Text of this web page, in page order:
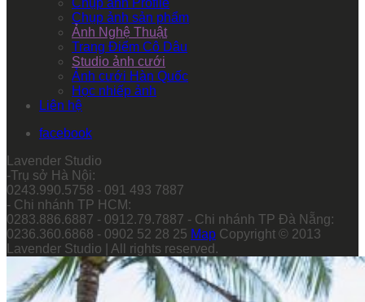
Chụp ảnh sản phẩm
Ảnh Nghệ Thuật
Trang Điểm Cô Dâu
Studio ảnh cưới
Ảnh cưới Hàn Quốc
Học nhiếp ảnh
Liên hệ
facebook
Lavender Studio
-Trụ sở Hà Nội:
0243.990.5758 - 091 493 7887
- Chi nhánh TP HCM:
0283.886.6887 - 0912.79.7887 - Chi nhánh TP Đà Nẵng:
0236.360.6868 - 0902 52 28 25 Map Copyright © 2013
Lavender Studio | All rights reserved.